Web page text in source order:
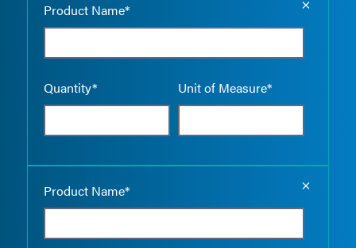
Product Name*
Quantity* Unit of Measure*
Product Name*